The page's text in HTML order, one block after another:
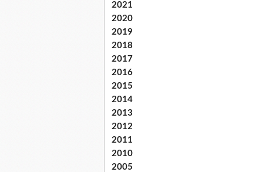
2021
2020
2019
2018
2017
2016
2015
2014
2013
2012
2011
2010
2005